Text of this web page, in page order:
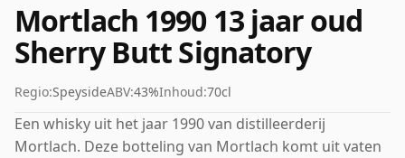
Mortlach 1990 13 jaar oud
Sherry Butt Signatory
Regio:SpeysideABV:43%Inhoud:70cl
Een whisky uit het jaar 1990 van distilleerderij
Mortlach. Deze botteling van Mortlach komt uit vaten